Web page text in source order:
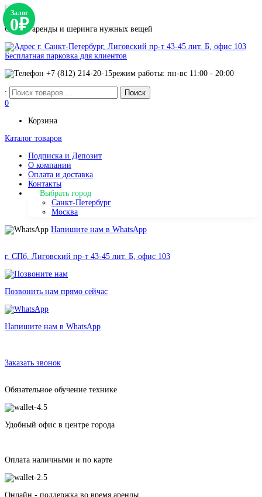
Сервис аренды и шеринга нужных вещей
г. Санкт-Петербург, Лиговский пр-т 43-45 лит. Б, офис 103
Бесплатная парковка для клиентов
+7 (812) 214-20-15режим работы: пн-вс 11:00 - 20:00
:
0
Корзина
Каталог товаров
Подписка и Депозит
О компании
Оплата и доставка
Контакты
Выбрать город
Санкт-Петербург
Москва
Напишите нам в WhatsApp
г. СПб, Лиговский пр-т 43-45 лит. Б, офис 103
Позвонить нам прямо сейчас
Напишите нам в WhatsApp
Заказать звонок
Обязательное обучение технике
Удобный офис в центре города
Оплата наличными и по карте
Онлайн - поддержка во время аренды
Залог
0₽